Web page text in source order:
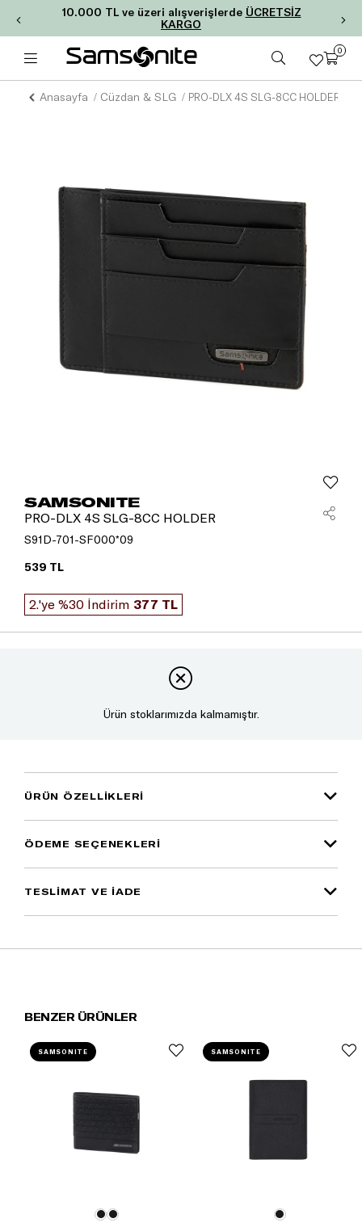
10.000 TL ve üzeri alışverişlerde ÜCRETSİZ
KARGO
0
Anasayfa Cüzdan & SLG PRO-DLX 4S SLG-8CC HOLDER
SAMSONITE
PRO-DLX 4S SLG-8CC HOLDER
S91D-701-SF000*09
539 TL
2.'ye %30 İndirim 377 TL
Ürün stoklarımızda kalmamıştır.
ÜRÜN ÖZELLIKLERI
ÖDEME SEÇENEKLERI
TESLİMAT VE İADE
BENZER ÜRÜNLER
SAMSONITE SAMSONITE